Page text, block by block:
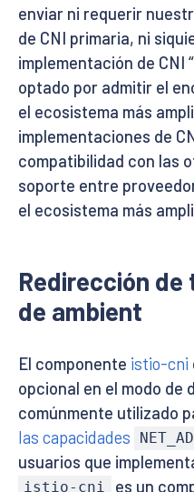
enviar ni requerir
de CNI primaria, ni
implementación de CNI
optado por admitir el
el ecosistema más
implementaciones de
compatibilidad con las
soporte entre
el ecosistema más
Redirección
de ambient
El componente istio-cni
opcional en el modo de
comúnmente utilizado
las capacidades
usuarios que
istio-cni es un